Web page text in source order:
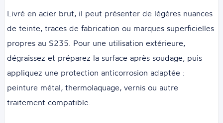
Livré en acier brut, il peut présenter de légères nuances
de teinte, traces de fabrication ou marques superficielles
propres au S235. Pour une utilisation extérieure,
dégraissez et préparez la surface après soudage, puis
appliquez une protection anticorrosion adaptée :
peinture métal, thermolaquage, vernis ou autre
traitement compatible.